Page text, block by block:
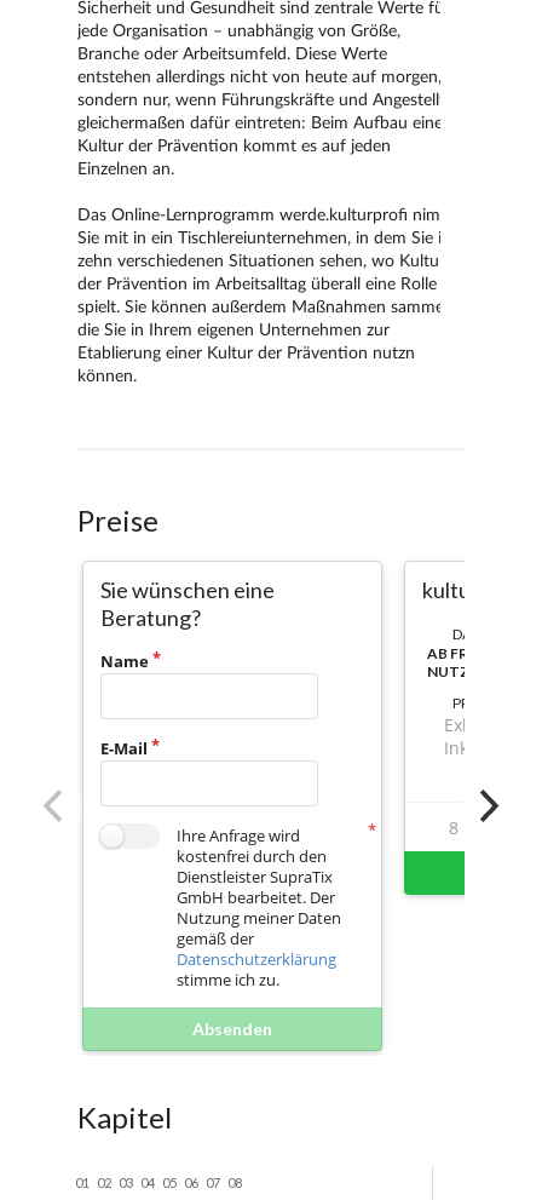
Preise
Sie wünschen eine
Beratung?
Name
E-Mail
Ihre Anfrage wird
kostenfrei durch den
Dienstleister SupraTix
GmbH bearbeitet. Der
Nutzung meiner Daten
gemäß der
Datenschutzerklärung
stimme ich zu.
Absenden
kulturprofi
DAUER:
AB
NUTZBAR
PREIS
Exkl. Mwst.
Inkl. Mwst.
8 159
Kapitel
01 02 03 04 05 06 07 08